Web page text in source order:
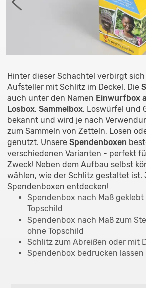
Hinter dieser Schachtel verbirgt
Aufsteller mit Schlitz im Deckel. Die
auch unter den Namen Einwurfbox
Losbox, Sammelbox, Loswürfel und
bekannt und wird je nach
zum Sammeln von Zetteln, Losen
genutzt. Unsere Spendenboxen
verschiedenen Varianten - perfekt
Zweck! Neben dem Aufbau selbst
wählen, wie der Schlitz gestaltet ist.
Spendenboxen entdecken!
Spendenbox nach Maß
Topschild
Spendenbox nach Maß zum
ohne Topschild
Schlitz zum Abreißen oder mit
Spendenbox bedrucken lassen